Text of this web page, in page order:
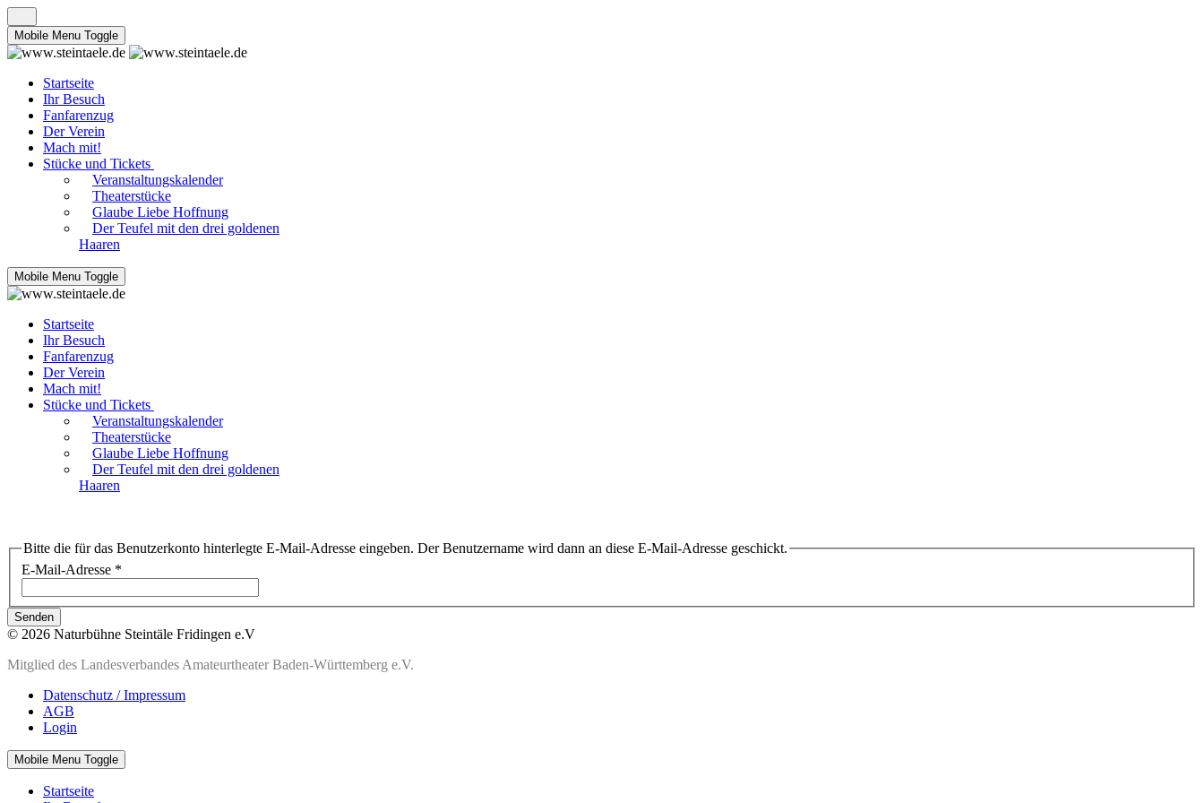
Mobile Menu Toggle
Startseite
Ihr Besuch
Fanfarenzug
Der Verein
Mach mit!
Stücke und Tickets
Veranstaltungskalender
Theaterstücke
Glaube Liebe Hoffnung
Der Teufel mit den drei goldenen
Haaren
Mobile Menu Toggle
Startseite
Ihr Besuch
Fanfarenzug
Der Verein
Mach mit!
Stücke und Tickets
Veranstaltungskalender
Theaterstücke
Glaube Liebe Hoffnung
Der Teufel mit den drei goldenen
Haaren
Bitte die für das Benutzerkonto hinterlegte E-Mail-Adresse eingeben. Der Benutzername wird dann an diese E-Mail-Adresse geschickt.
E-Mail-Adresse *
Senden
© 2026 Naturbühne Steintäle Fridingen e.V
Mitglied des Landesverbandes Amateurtheater Baden-Württemberg e.V.
Datenschutz / Impressum
AGB
Login
Mobile Menu Toggle
Startseite